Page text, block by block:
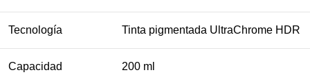
Tecnología Tinta pigmentada UltraChrome HDR
Capacidad 200 ml